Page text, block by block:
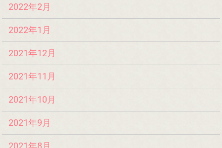
2022年2月
2022年1月
2021年12月
2021年11月
2021年10月
2021年9月
2021年8月